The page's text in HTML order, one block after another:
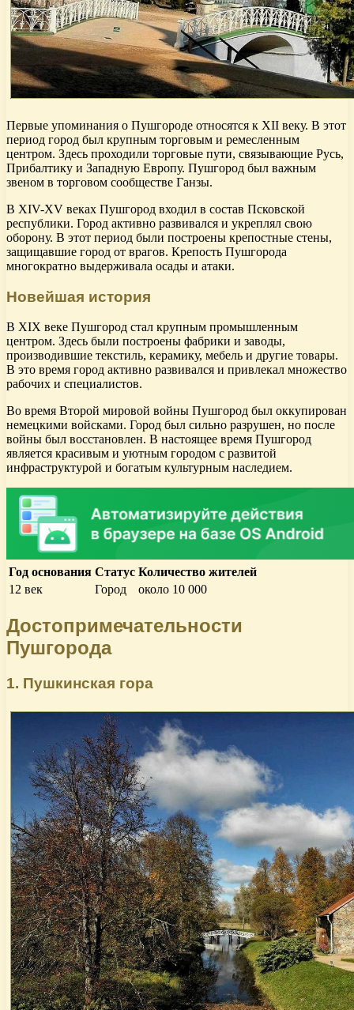
Первые упоминания о Пушгороде относятся к XII веку. В этот
период город был крупным торговым и ремесленным
центром. Здесь проходили торговые пути, связывающие Русь,
Прибалтику и Западную Европу. Пушгород был важным
звеном в торговом сообществе Ганзы.
В XIV-XV веках Пушгород входил в состав Псковской
республики. Город активно развивался и укреплял свою
оборону. В этот период были построены крепостные стены,
защищавшие город от врагов. Крепость Пушгорода
многократно выдерживала осады и атаки.
Новейшая история
В XIX веке Пушгород стал крупным промышленным
центром. Здесь были построены фабрики и заводы,
производившие текстиль, керамику, мебель и другие товары.
В это время город активно развивался и привлекал множество
рабочих и специалистов.
Во время Второй мировой войны Пушгород был оккупирован
немецкими войсками. Город был сильно разрушен, но после
войны был восстановлен. В настоящее время Пушгород
является красивым и уютным городом с развитой
инфраструктурой и богатым культурным наследием.
Год основания Статус Количество жителей
12 век
Город около 10 000
Достопримечательности
Пушгорода
1. Пушкинская гора